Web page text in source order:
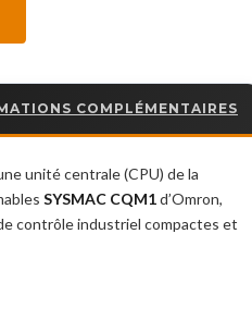
COMPLÉMENTAIRES
unité centrale (CPU) de la
SYSMAC CQM1d’Omron,
contrôle industriel compactes et